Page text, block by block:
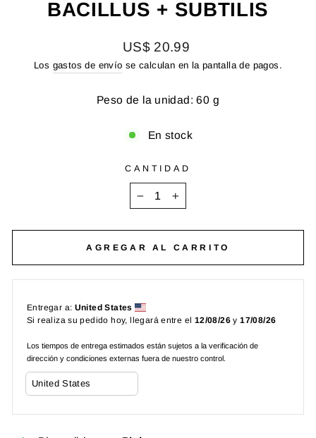
BACILLUS + SUBTILIS
Precio
habitual
US$ 20.99
Los gastos de envío se calculan en la pantalla de pagos.
Peso de la unidad: 60 g
En stock
CANTIDAD
AGREGAR AL CARRITO
Entregar a: United States
Si realiza su pedido hoy, llegará entre el 12/08/26y17/08/26
Los tiempos de entrega estimados están sujetos a la verificación de
dirección y condiciones externas fuera de nuestro control.